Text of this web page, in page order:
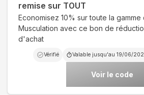
remise sur TOUT
Economisez 10% sur toute la
Musculation avec ce bon de
d'achat
Vérifié Valable jusqu'au 19/06/
Voir le code